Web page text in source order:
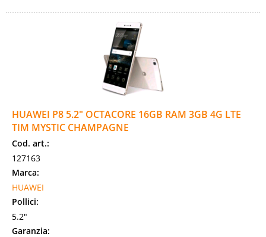
HUAWEI P8 5.2" OCTACORE 16GB RAM 3GB 4G LTE
TIM MYSTIC CHAMPAGNE
Cod. art.:
127163
Marca:
HUAWEI
Pollici:
5.2"
Garanzia: